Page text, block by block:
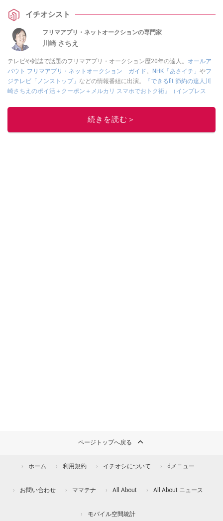
イチオシスト
フリマアプリ・ネットオークションの専門家
川崎 さちえ
テレビや雑誌で話題のフリマアプリ・オークション歴20年の達人。 オールア
バウト フリマアプリ・ネットオークション ガイド 。 NHK「あさイチ」 やフ
ジテレビ「ノンストップ」 などの情報番組に出演。
『できるfit 節約の達人川
崎さちえのポイ活＋クーポン＋メルカリ スマホでおトク術』（インプレス
的に稼ぐ！』（翔泳社刊）
■経歴：2003年、夫が子育てをするために、突然会社を辞める。翌月からの
続きを読む＞
ページトップへ戻る
ホーム 利用規約 イチオシについて dメニュー
お問い合わせ ママテナ All About All About ニュース
モバイル空間統計